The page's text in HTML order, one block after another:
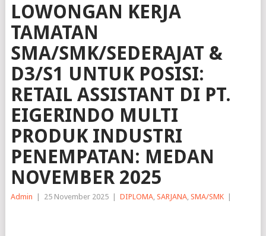
LOWONGAN KERJA
TAMATAN
SMA/SMK/SEDERAJAT &
D3/S1 UNTUK POSISI:
RETAIL ASSISTANT DI PT.
EIGERINDO MULTI
PRODUK INDUSTRI
PENEMPATAN: MEDAN
NOVEMBER 2025
Admin 25 November 2025 DIPLOMA, SARJANA, SMA/SMK